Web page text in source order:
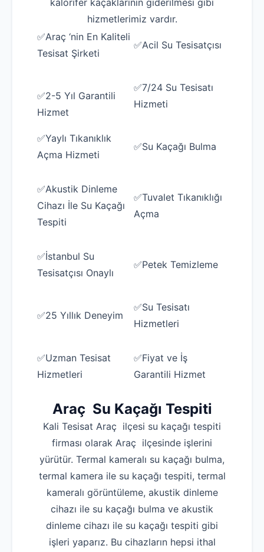
kalorifer kaçaklarının giderilmesi gibi
hizmetlerimiz vardır.
✅Araç ‘nin En Kaliteli
Tesisat Şirketi
✅Acil Su Tesisatçısı
✅2-5 Yıl Garantili
Hizmet
✅7/24 Su Tesisatı
Hizmeti
✅Yaylı Tıkanıklık
Açma Hizmeti
✅Su Kaçağı Bulma
✅Akustik Dinleme
Cihazı İle Su Kaçağı
Tespiti
✅Tuvalet Tıkanıklığı
Açma
✅İstanbul Su
Tesisatçısı Onaylı
✅Petek Temizleme
✅25 Yıllık Deneyim
✅Su Tesisatı
Hizmetleri
✅Uzman Tesisat
Hizmetleri
✅Fiyat ve İş
Garantili Hizmet
Araç Su Kaçağı Tespiti
Kali Tesisat Araç ilçesi su kaçağı tespiti
firması olarak Araç ilçesinde işlerini
yürütür. Termal kameralı su kaçağı bulma,
termal kamera ile su kaçağı tespiti, termal
kameralı görüntüleme, akustik dinleme
cihazı ile su kaçağı bulma ve akustik
dinleme cihazı ile su kaçağı tespiti gibi
işleri yaparız. Bu cihazların hepsi ithal